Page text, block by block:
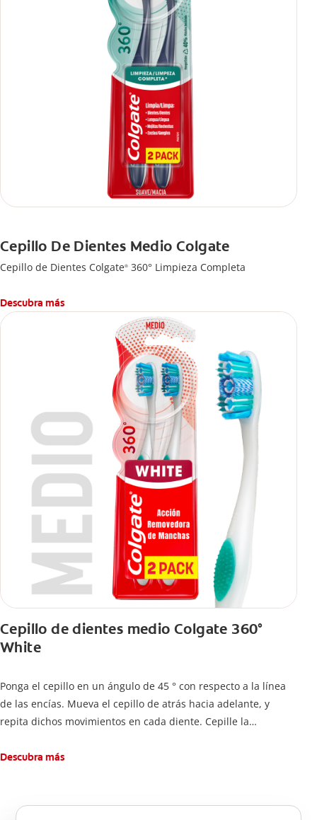
Cepillo De Dientes Medio Colgate
Cepillo de Dientes Colgate® 360° Limpieza Completa
Descubra más
Cepillo de dientes medio Colgate 360°
White
Ponga el cepillo en un ángulo de 45 ° con respecto a la línea
de las encías. Mueva el cepillo de atrás hacia adelante, y
repita dichos movimientos en cada diente. Cepille la
atrás hacia adelante. Cepille la superficie masticatoria (parte
atrás, arriba y abajo, en la parte superior e inferior. No se
Descubra más